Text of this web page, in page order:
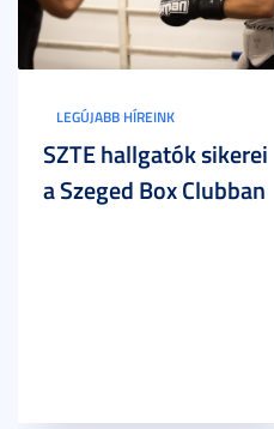
LEGÚJABB HÍREINK
SZTE hallgatók sikerei
a Szeged Box Clubban